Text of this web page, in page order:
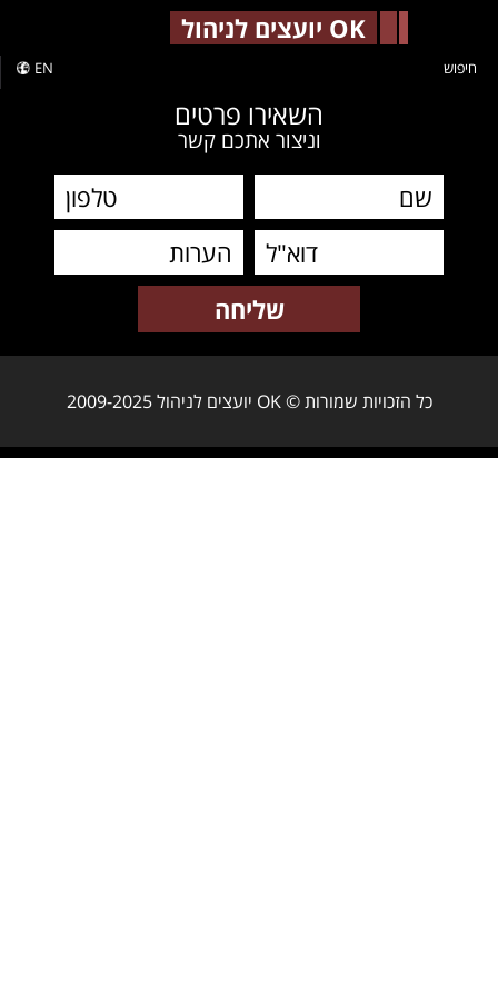
OK יועצים לניהול
EN חיפוש
השאירו פרטים
וניצור אתכם קשר
כל הזכויות שמורות © OK יועצים לניהול 2009-2025